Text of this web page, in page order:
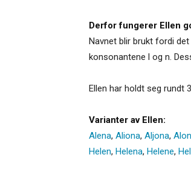
Derfor fungerer Ellen
Navnet blir brukt fordi
konsonantene l og n.
Ellen har holdt seg rundt
Varianter av Ellen:
Alena, Aliona, Aljona,
Helen, Helena, Helene,